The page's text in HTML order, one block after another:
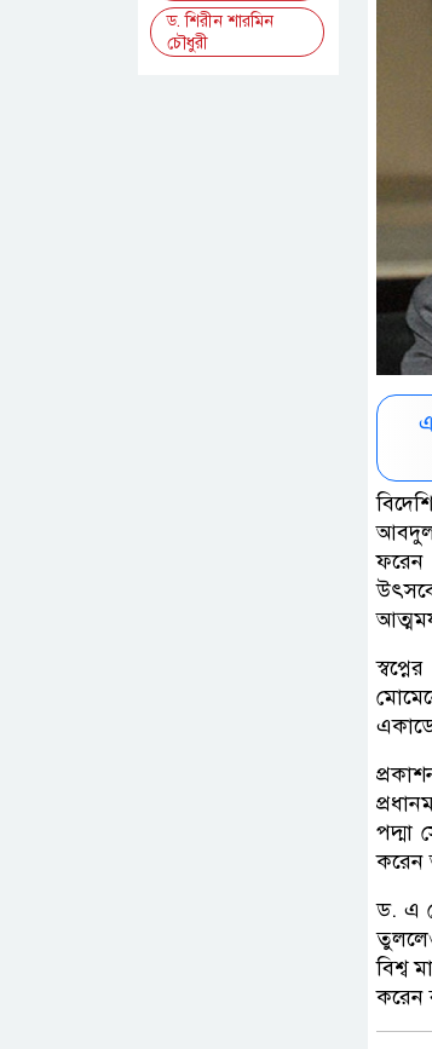
আবদুল
ফরেন
পদ্মা
করেন
ড. এ
বিশ্ব
করেন
ড. শিরীন শারমিন
চৌধুরী